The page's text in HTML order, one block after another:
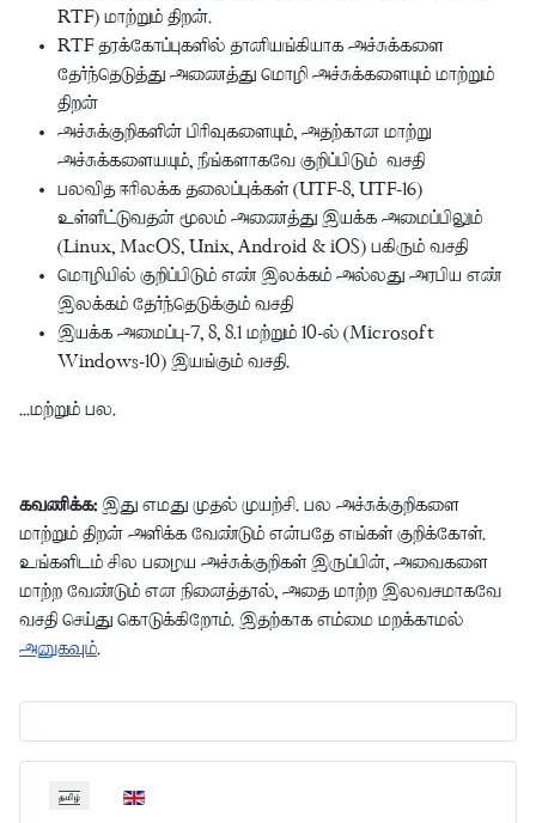
RTF) மாற்றும் திறன்.
RTF தரக்கோப்புகளில் தானியங்கியாக அச்சுக்களை
தேர்ந்தெடுத்து அணைத்து மொழி அச்சுக்களையும் மாற்றும்
திறன்
அச்சுக்குறிகளின் பிரிவுகளையும், அதற்கான மாற்று
அச்சுக்களையயும், நீங்களாகவே குறிப்பிடும் வசதி
பலவித ஈரிலக்க தலைப்புக்கள் (UTF-8, UTF-16)
உள்ளீட்டுவதன் மூலம் அணைத்து இயக்க அமைப்பிலும்
(Linux, MacOS, Unix, Android & iOS) பகிரும் வசதி
மொழியில் குறிப்பிடும் எண் இலக்கம் அல்லது அரபிய எண்
இலக்கம் தேர்ந்தெடுக்கும் வசதி
இயக்க அமைப்பு-7, 8, 8.1 மற்றும் 10-ல் (Microsoft
Windows-10) இயங்கும் வசதி.
...மற்றும் பல.
கவணிக்க: இது எமது முதல் முயற்சி. பல அச்சுக்குறிகளை
மாற்றும் திறன் அளிக்க வேண்டும் என்பதே எங்கள் குறிக்கோள்.
உங்களிடம் சில பழைய அச்சுக்குறிகள் இருப்பின், அவைகளை
மாற்ற வேண்டும் என நினைத்தால், அதை மாற்ற இலவசமாகவே
வசதி செய்து கொடுக்கிறோம். இதற்காக எம்மை மறக்காமல்
அனுகவும்.
தங்கள் மொழியைத் தேர்வுசெய்யவும்